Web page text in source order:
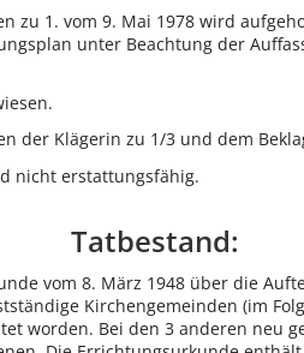
zu 1. vom 9. Mai 1978 wird
unter Beachtung der
der Klägerin zu 1/3 und dem
nicht erstattungsfähig.
Tatbestand:
vom 8. März 1948 über die
Kirchengemeinden (im
worden. Bei den 3 anderen neu